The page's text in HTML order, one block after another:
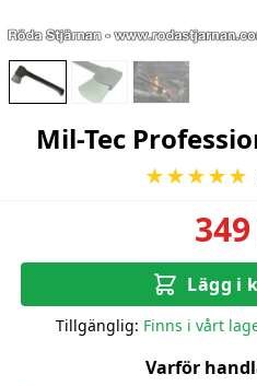
Mil-Tec
★★★★★
Lägg i
Tillgänglig: Finns i vårt
Varför